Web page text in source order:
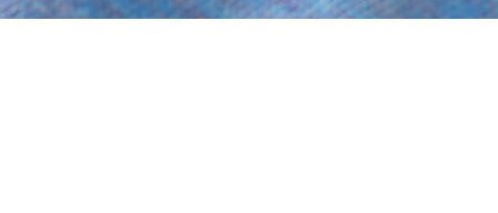
情绪，将日常路径转化为“微